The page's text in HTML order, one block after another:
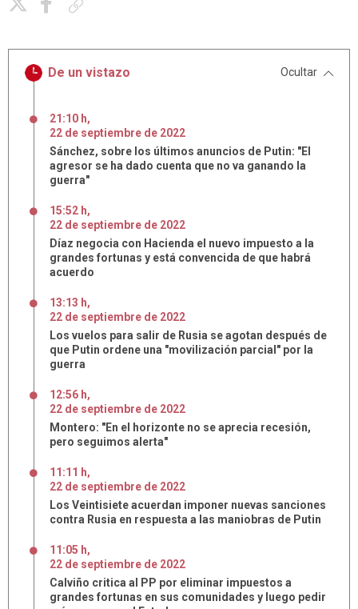
De un vistazo Ocultar
21:10 h,
22 de septiembre de 2022
Sánchez, sobre los últimos anuncios de Putin: "El
agresor se ha dado cuenta que no va ganando la
guerra"
15:52 h,
22 de septiembre de 2022
Díaz negocia con Hacienda el nuevo impuesto a la
grandes fortunas y está convencida de que habrá
acuerdo
13:13 h,
22 de septiembre de 2022
Los vuelos para salir de Rusia se agotan después de
que Putin ordene una "movilización parcial" por la
guerra
12:56 h,
22 de septiembre de 2022
Montero: "En el horizonte no se aprecia recesión,
pero seguimos alerta"
11:11 h,
22 de septiembre de 2022
Los Veintisiete acuerdan imponer nuevas sanciones
contra Rusia en respuesta a las maniobras de Putin
11:05 h,
22 de septiembre de 2022
Calviño critica al PP por eliminar impuestos a
grandes fortunas en sus comunidades y luego pedir